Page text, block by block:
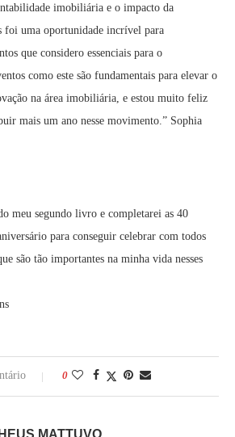
imobiliária e o impacto da
foi uma oportunidade incrível para
que considero essenciais para o
como este são fundamentais para elevar o
na área imobiliária, e estou muito feliz
mais um ano nesse movimento.” Sophia
meu segundo livro e completarei as 40
para conseguir celebrar com todos
são tão importantes na minha vida nesses
0
MATTUVO